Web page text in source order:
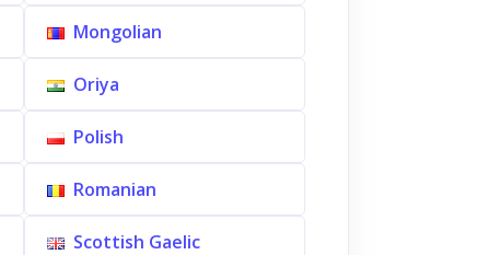
Mongolian
Oriya
Polish
Romanian
Scottish Gaelic